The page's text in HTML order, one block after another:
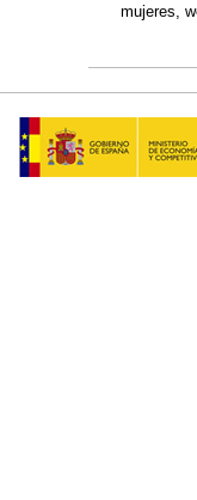
mujeres,